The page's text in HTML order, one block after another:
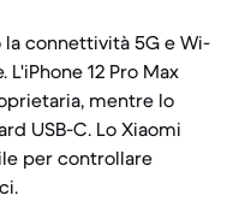
connettività 5G e Wi-
12 Pro Max
mentre lo
USB-C. Lo Xiaomi
per controllare